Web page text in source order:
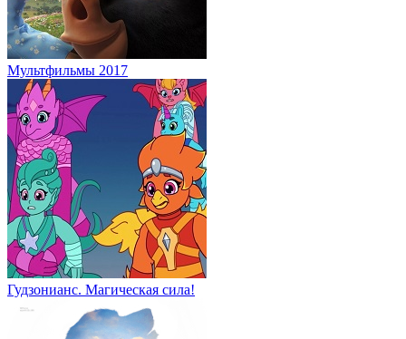
Мультфильмы 2017
Гудзонианс. Магическая сила!